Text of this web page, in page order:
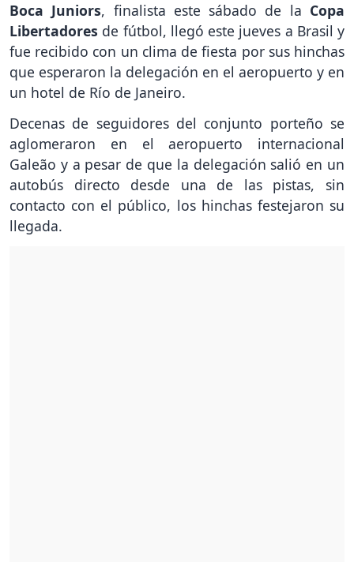
Boca Juniors, finalista este sábado de la Copa
Libertadores de fútbol, llegó este jueves a Brasil y
fue recibido con un clima de fiesta por sus hinchas
que esperaron la delegación en el aeropuerto y en
un hotel de Río de Janeiro.
Decenas de seguidores del conjunto porteño se
aglomeraron en el aeropuerto internacional
Galeão y a pesar de que la delegación salió en un
autobús directo desde una de las pistas, sin
contacto con el público, los hinchas festejaron su
llegada.